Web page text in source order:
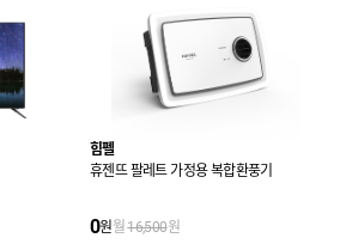
힘펠
휴젠뜨 팔레트 가정용 복합환풍기
0원월16,500원